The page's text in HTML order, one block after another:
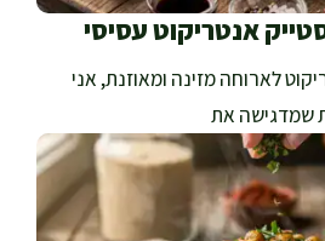
אנטריקוט עסיסי
לארוחה מזינה ומאוזנת, אני
שמדגישה את